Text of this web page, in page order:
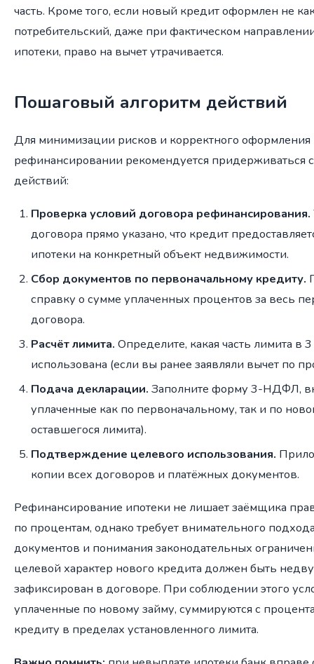
часть. Кроме того, если новый кредит оформлен не
потребительский, даже при фактическом
ипотеки, право на вычет утрачивается.
Пошаговый алгоритм действий
Для минимизации рисков и корректного оформления
рефинансировании рекомендуется придерживаться
действий:
Проверка условий договора рефинансирования.
договора прямо указано, что кредит
ипотеки на конкретный объект недвижимости.
Сбор документов по первоначальному кредиту.
справку о сумме уплаченных процентов за весь
договора.
Расчёт лимита. Определите, какая часть лимита в
использована (если вы ранее заявляли вычет по
Подача декларации. Заполните форму 3-НДФЛ,
уплаченные как по первоначальному, так и по
оставшегося лимита).
Подтверждение целевого использования.
копии всех договоров и платёжных документов.
Рефинансирование ипотеки не лишает заёмщика
по процентам, однако требует внимательного
документов и понимания законодательных
целевой характер нового кредита должен быть
зафиксирован в договоре. При соблюдении этого
уплаченные по новому займу, суммируются с
кредиту в пределах установленного лимита.